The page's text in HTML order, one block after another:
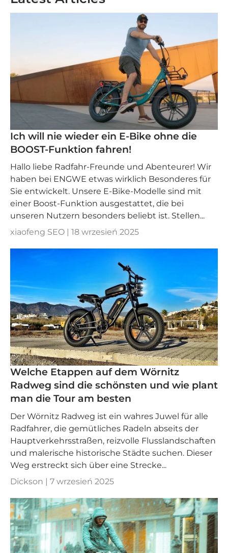
Ich will nie wieder ein E-Bike ohne die
BOOST-Funktion fahren!
Hallo liebe Radfahr-Freunde und Abenteurer! Wir
haben bei ENGWE etwas wirklich Besonderes für
Sie entwickelt. Unsere E-Bike-Modelle sind mit
einer Boost-Funktion ausgestattet, die bei
unseren Nutzern besonders beliebt ist. Stellen...
xiaofeng SEO | 18 wrzesień 2025
Welche Etappen auf dem Wörnitz
Radweg sind die schönsten und wie plant
man die Tour am besten
Der Wörnitz Radweg ist ein wahres Juwel für alle
Radfahrer, die gemütliches Radeln abseits der
Hauptverkehrsstraßen, reizvolle Flusslandschaften
und malerische historische Städte suchen. Dieser
Weg erstreckt sich über eine Strecke...
Dickson | 7 wrzesień 2025